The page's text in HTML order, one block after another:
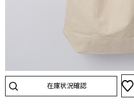
在庫状況確認